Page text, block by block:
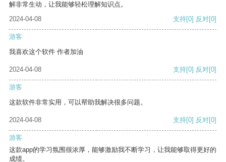
解非常生动，让我能够轻松理解知识点。
2024-04-08
支持[0] 反对[0]
游客
我喜欢这个软件 作者加油
2024-04-08 支持[0] 反对[0]
游客
这款软件非常实用，可以帮助我解决很多问题。
2024-04-08 支持[0] 反对[0]
游客
这款app的学习氛围很浓厚，能够激励我不断学习，让我能够取得更好的
成绩。